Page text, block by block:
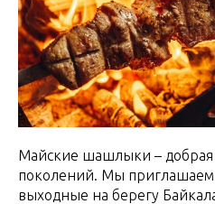
Майские шашлыки – добрая
поколений. Мы приглашаем
выходные на берегу